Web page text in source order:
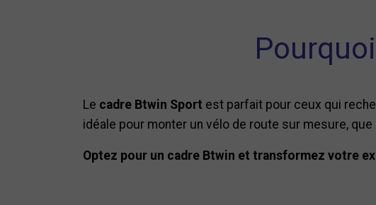
Le cadre Btwin Sport est parfait pour ceux qui
idéale pour monter un vélo de route sur mesure,
Optez pour un cadre Btwin et transformez votre